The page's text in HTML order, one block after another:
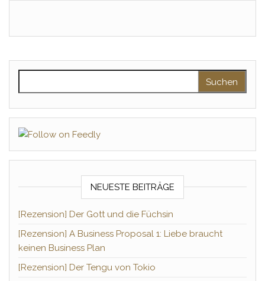
NEUESTE BEITRÄGE
[Rezension] Der Gott und die Füchsin
[Rezension] A Business Proposal 1: Liebe braucht
keinen Business Plan
[Rezension] Der Tengu von Tokio